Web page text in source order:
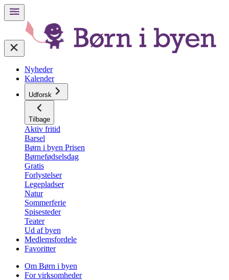
Nyheder
Kalender
Udforsk
Tilbage
Aktiv fritid
Barsel
Børn i byen Prisen
Børnefødselsdag
Gratis
Forlystelser
Legepladser
Natur
Sommerferie
Spisesteder
Teater
Ud af byen
Medlemsfordele
Favoritter
Om Børn i byen
For virksomheder